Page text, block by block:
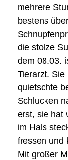
mehrere
bestens
die stolze
dem 08.03.
Tierarzt. Sie
quietschte
Schlucken
erst, sie hat
im Hals
fressen und
Mit großer